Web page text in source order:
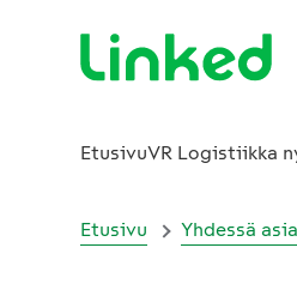
EtusivuVR Logistiikka
Etusivu Yhdessä